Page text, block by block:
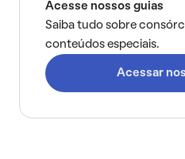
Acesse nossos guias
Saiba tudo sobre
conteúdos especiais.
Acessar